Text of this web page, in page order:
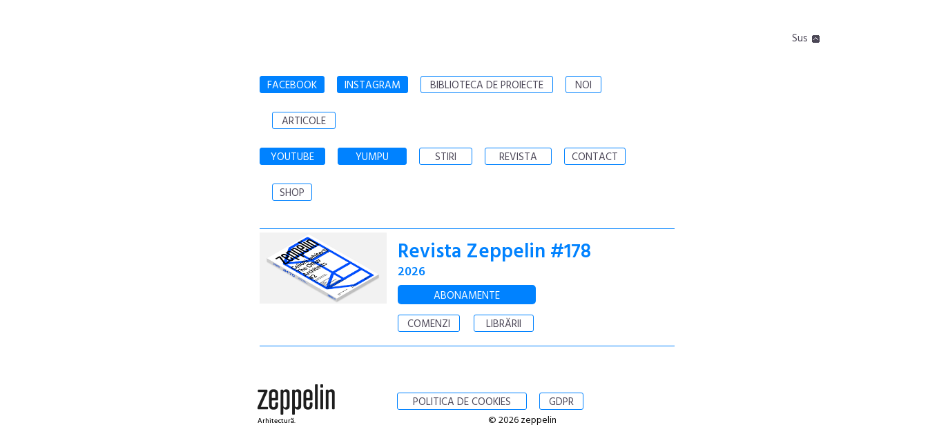
Sus
FACEBOOK INSTAGRAM BIBLIOTECA DE PROIECTE NOI
ARTICOLE
YOUTUBE YUMPU STIRI REVISTA CONTACT
SHOP
Revista Zeppelin #178
2026
ABONAMENTE
COMENZI
LIBRĂRII
Arhitectură.
POLITICA DE COOKIES GDPR
© 2026 zeppelin